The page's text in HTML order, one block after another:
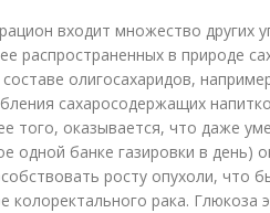
входит множество других
распространенных в природе
олигосахаридов,
сахаросодержащих
того, оказывается, что даже
одной банке газировки в день)
росту опухоли, что
колоректального рака. Глюкоза